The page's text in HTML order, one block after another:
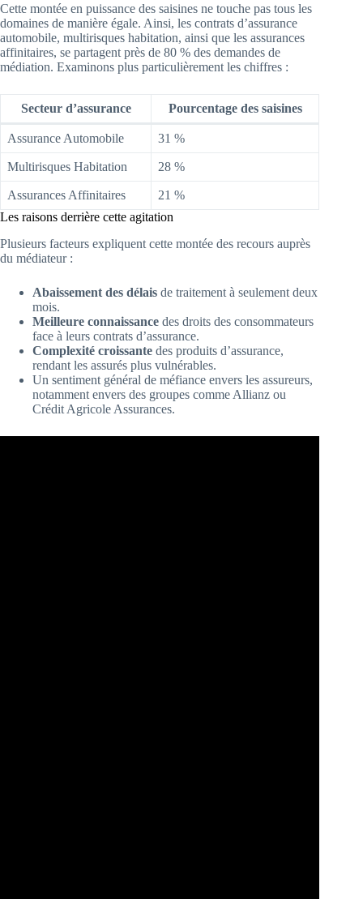
Cette montée en puissance des saisines ne touche pas tous les
domaines de manière égale. Ainsi, les contrats d’assurance
automobile, multirisques habitation, ainsi que les assurances
affinitaires, se partagent près de 80 % des demandes de
médiation. Examinons plus particulièrement les chiffres :
Secteur d’assurance Pourcentage des saisines
Assurance Automobile 31 %
Multirisques Habitation 28 %
Assurances Affinitaires
21 %
Les raisons derrière cette agitation
Plusieurs facteurs expliquent cette montée des recours auprès
du médiateur :
Abaissement des délais de traitement à seulement deux
mois.
Meilleure connaissance des droits des consommateurs
face à leurs contrats d’assurance.
Complexité croissante des produits d’assurance,
rendant les assurés plus vulnérables.
Un sentiment général de méfiance envers les assureurs,
notamment envers des groupes comme Allianz ou
Crédit Agricole Assurances.